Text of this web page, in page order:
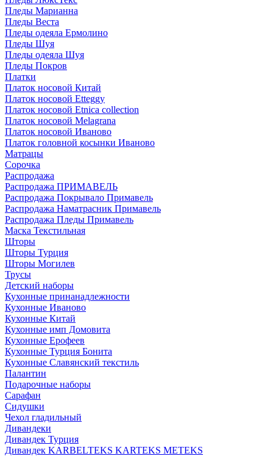
Пледы Марианна
Пледы Веста
Пледы одеяла Ермолино
Пледы Шуя
Пледы одеяла Шуя
Пледы Покров
Платки
Платок носовой Китай
Платок носовой Etteggy
Платок носовой Etnica collection
Платок носовой Melagrana
Платок носовой Иваново
Платок головной косынки Иваново
Матрацы
Сорочка
Распродажа
Распродажа ПРИМАВЕЛЬ
Распродажа Покрывало Примавель
Распродажа Наматрасник Примавель
Распродажа Пледы Примавель
Маска Текстильная
Шторы
Шторы Турция
Шторы Могилев
Трусы
Детский наборы
Кухонные принанадлежности
Кухонные Иваново
Кухонные Китай
Кухонные имп Домовита
Кухонные Ерофеев
Кухонные Турция Бонита
Кухонные Славянский текстиль
Палантин
Подарочные наборы
Сарафан
Сидушки
Чехол гладильный
Дивандеки
Дивандек Турция
Дивандек KARBELTEKS KARTEKS METEKS